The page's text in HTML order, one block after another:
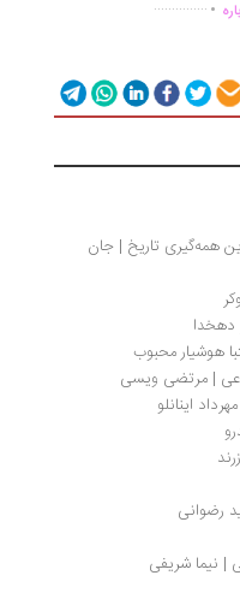
درباره آنفلوآنزای بزرگ: داستان مرگبارترین همه‌گیری تاریخ | جان
محبوب
ویسی
شریفی